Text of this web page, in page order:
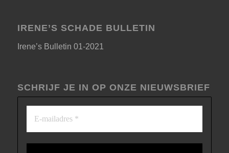
IRENE’S SCHADE BULLETIN
Irene’s Bulletin 01-2021
SCHRIJF JE IN OP ONZE NIEUWSBRIEF